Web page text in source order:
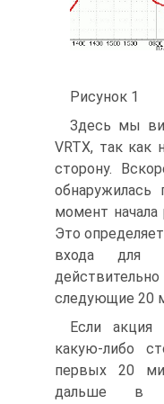
Рисунок 1
Здесь мы
VRTX, так как
сторону.
момент начала
Это
входа для
следующие 20
Если
какую-либо
первых 20
дальше в